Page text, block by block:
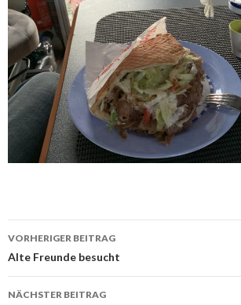
Beitrags-
Navigation
VORHERIGER BEITRAG
Alte Freunde besucht
NÄCHSTER BEITRAG